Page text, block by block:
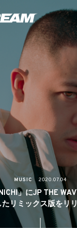
MUSIC 2020.07.04
」にJP THE
たリミックス版をリ